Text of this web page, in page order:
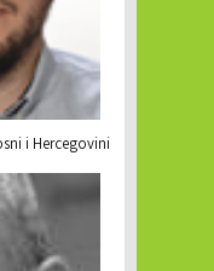
i Hercegovini